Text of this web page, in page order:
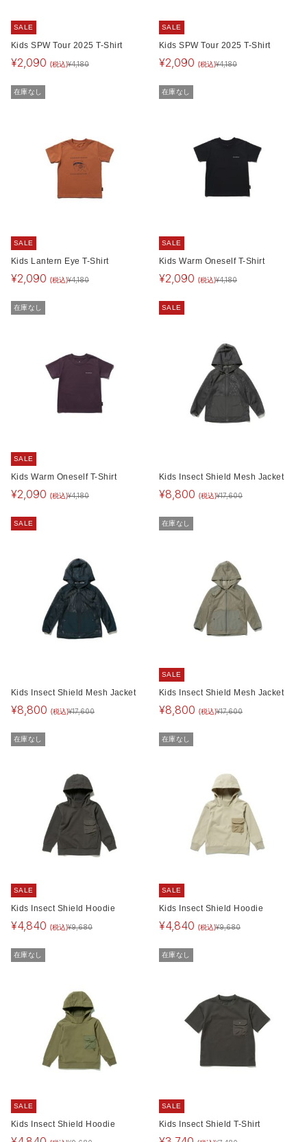
SALE
Kids SPW Tour 2025 T-Shirt
¥2,090 (税込)¥4,180
SALE
Kids SPW Tour 2025 T-Shirt
¥2,090 (税込)¥4,180
在庫なし
SALE
Kids Lantern Eye T-Shirt
¥2,090 (税込)¥4,180
在庫なし
SALE
Kids Warm Oneself T-Shirt
¥2,090 (税込)¥4,180
在庫なし
SALE
Kids Warm Oneself T-Shirt
¥2,090 (税込)¥4,180
SALE
Kids Insect Shield Mesh Jacket
¥8,800 (税込)¥17,600
SALE
Kids Insect Shield Mesh Jacket
¥8,800 (税込)¥17,600
在庫なし
SALE
Kids Insect Shield Mesh Jacket
¥8,800 (税込)¥17,600
在庫なし
SALE
Kids Insect Shield Hoodie
¥4,840 (税込)¥9,680
在庫なし
SALE
Kids Insect Shield Hoodie
¥4,840 (税込)¥9,680
在庫なし
SALE
Kids Insect Shield Hoodie
在庫なし
SALE
Kids Insect Shield T-Shirt